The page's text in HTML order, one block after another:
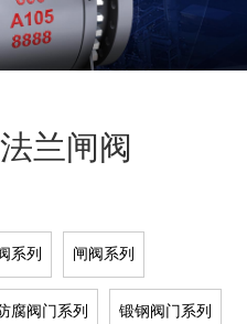
兰闸阀
系列 闸阀系列
腐阀门系列 锻钢阀门系列